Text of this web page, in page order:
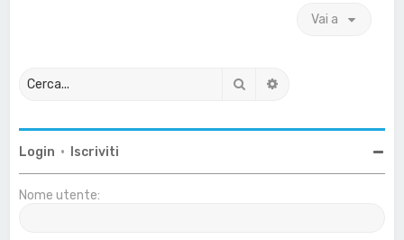
Vai a
Cerca
Login • Iscriviti
Nome utente: